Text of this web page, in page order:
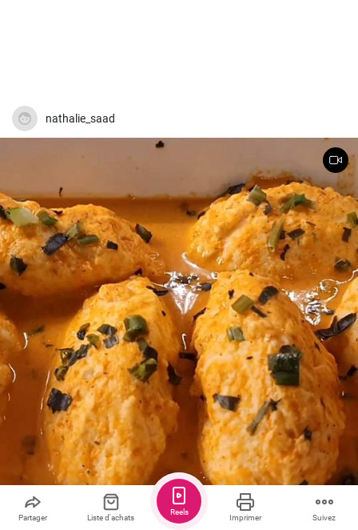
nathalie_saad
Sauver Partager
Partager Liste d'achats Imprimer Suivez
Reels